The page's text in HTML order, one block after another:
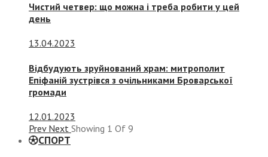
Чистий четвер: що можна і треба робити у цей
день
13.04.2023
Відбудують зруйнований храм: митрополит
Епіфаній зустрівся з очільниками Броварської
громади
12.01.2023
Prev Next Showing 1 Of 9
СПОРТ